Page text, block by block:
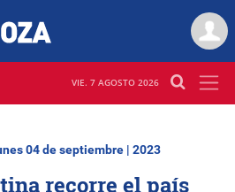
VIE. 7 AGOSTO 2026
04 de septiembre | 2023
recorre el país